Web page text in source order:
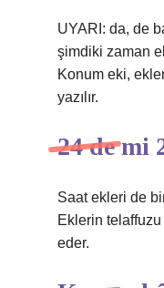
UYARI: da, de
şimdiki zaman
Konum eki,
yazılır.
24 de mi
Saat ekleri de
Eklerin telaffuzu
eder.